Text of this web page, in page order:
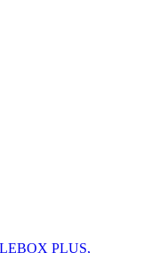
PLUS,